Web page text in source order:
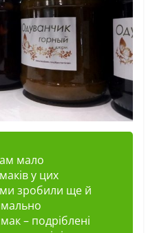
мало
у цих
зробили ще й
– подріблені